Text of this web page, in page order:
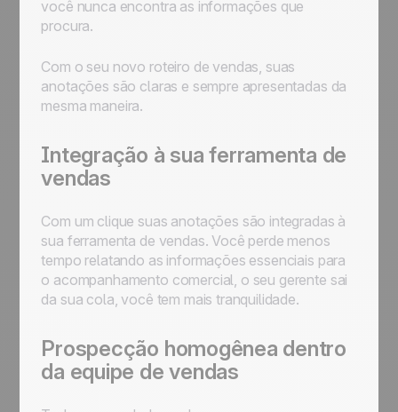
você nunca encontra as informações que
procura.
Com o seu novo roteiro de vendas, suas
anotações são claras e sempre apresentadas da
mesma maneira.
Integração à sua ferramenta de
vendas
Com um clique suas anotações são integradas à
sua ferramenta de vendas. Você perde menos
tempo relatando as informações essenciais para
o acompanhamento comercial, o seu gerente sai
da sua cola, você tem mais tranquilidade.
Prospecção homogênea dentro
da equipe de vendas